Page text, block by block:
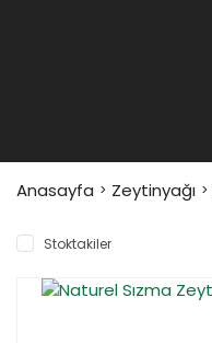
Anasayfa Zeytinyağı
Stoktakiler